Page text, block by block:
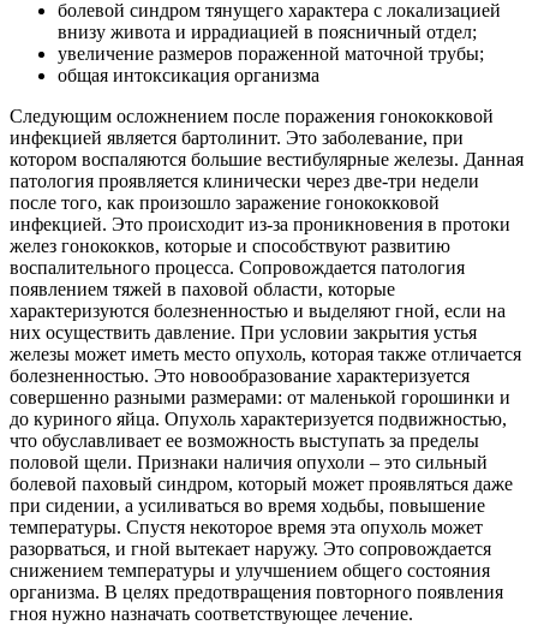
болевой синдром тянущего характера с локализацией
внизу живота и иррадиацией в поясничный отдел;
увеличение размеров пораженной маточной трубы;
общая интоксикация организма
Следующим осложнением после поражения гонококковой
инфекцией является бартолинит. Это заболевание, при
котором воспаляются большие вестибулярные железы. Данная
патология проявляется клинически через две-три недели
после того, как произошло заражение гонококковой
инфекцией. Это происходит из-за проникновения в протоки
желез гонококков, которые и способствуют развитию
воспалительного процесса. Сопровождается патология
появлением тяжей в паховой области, которые
характеризуются болезненностью и выделяют гной, если на
них осуществить давление. При условии закрытия устья
железы может иметь место опухоль, которая также отличается
болезненностью. Это новообразование характеризуется
совершенно разными размерами: от маленькой горошинки и
до куриного яйца. Опухоль характеризуется подвижностью,
что обуславливает ее возможность выступать за пределы
половой щели. Признаки наличия опухоли – это сильный
болевой паховый синдром, который может проявляться даже
при сидении, а усиливаться во время ходьбы, повышение
температуры. Спустя некоторое время эта опухоль может
разорваться, и гной вытекает наружу. Это сопровождается
снижением температуры и улучшением общего состояния
организма. В целях предотвращения повторного появления
гноя нужно назначать соответствующее лечение.